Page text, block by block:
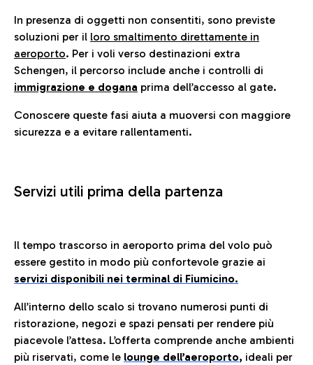
In presenza di oggetti non consentiti, sono previste
soluzioni per il loro smaltimento direttamente in
aeroporto. Per i voli verso destinazioni extra
Schengen, il percorso include anche i controlli di
immigrazione e dogana prima dell’accesso al gate.
Conoscere queste fasi aiuta a muoversi con maggiore
sicurezza e a evitare rallentamenti.
Servizi utili prima della partenza
Il tempo trascorso in aeroporto prima del volo può
essere gestito in modo più confortevole grazie ai
servizi disponibili nei terminal di Fiumicino.
All’interno dello scalo si trovano numerosi punti di
ristorazione, negozi e spazi pensati per rendere più
piacevole l’attesa. L’offerta comprende anche ambienti
più riservati, come le lounge dell’aeroporto, ideali per